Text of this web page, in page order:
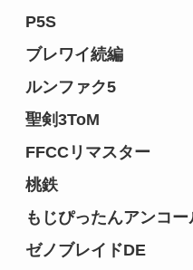
P5S
ブレワイ続編
ルンファク5
聖剣3ToM
FFCCリマスター
桃鉄
もじぴったんアンコー
ゼノブレイドDE